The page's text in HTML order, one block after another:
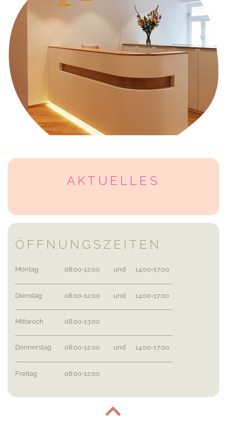
AKTUELLES
ÖFFNUNGSZEITEN
Montag 08:00-12:00 und 14:00-17:00
Dienstag 08:00-12:00 und 14:00-17:00
Mittwoch 08:00-13:00
Donnerstag 08:00-12:00 und 14:00-17:00
Freitag 08:00-12:00